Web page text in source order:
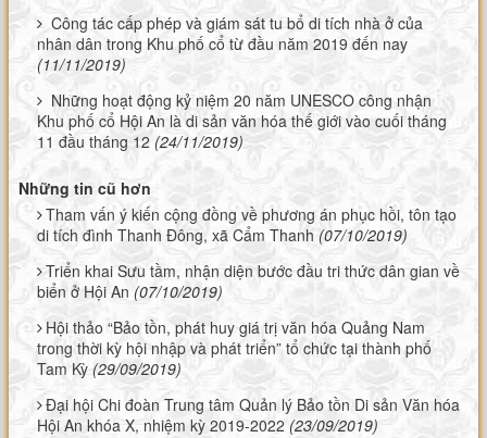
Công tác cấp phép và giám sát tu bổ di tích nhà ở của
nhân dân trong Khu phố cổ từ đầu năm 2019 đến nay
(11/11/2019)
Những hoạt động kỷ niệm 20 năm UNESCO công nhận
Khu phố cổ Hội An là di sản văn hóa thế giới vào cuối tháng
11 đầu tháng 12 (24/11/2019)
Những tin cũ hơn
Tham vấn ý kiến cộng đồng về phương án phục hồi, tôn tạo
di tích đình Thanh Đông, xã Cẩm Thanh (07/10/2019)
Triển khai Sưu tầm, nhận diện bước đầu tri thức dân gian về
biển ở Hội An (07/10/2019)
Hội thảo “Bảo tồn, phát huy giá trị văn hóa Quảng Nam
trong thời kỳ hội nhập và phát triển” tổ chức tại thành phố
Tam Kỳ (29/09/2019)
Đại hội Chi đoàn Trung tâm Quản lý Bảo tồn Di sản Văn hóa
Hội An khóa X, nhiệm kỳ 2019-2022 (23/09/2019)